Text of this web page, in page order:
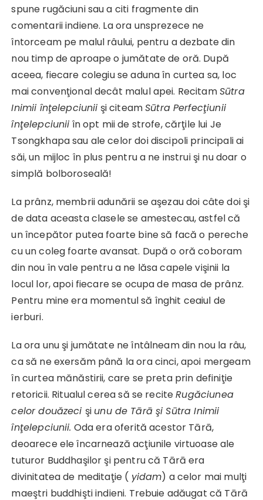
spune rugăciuni sau a citi fragmente din
comentarii indiene. La ora unsprezece ne
întorceam pe malul râului, pentru a dezbate din
nou timp de aproape o jumătate de oră. După
aceea, fiecare colegiu se aduna în curtea sa, loc
mai convenţional decât malul apei. RecitamSūtra
Inimii înţelepciunii şi citeamSūtra Perfecţiunii
înţelepciunii în opt mii de strofe, cărţile lui Je
Tsongkhapa sau ale celor doi discipoli principali ai
săi, un mijloc în plus pentru a ne instrui şi nu doar o
simplă bolboroseală!
La prânz, membrii adunării se aşezau doi câte doi şi
de data aceasta clasele se amestecau, astfel că
un începător putea foarte bine să facă o pereche
cu un coleg foarte avansat. După o oră coboram
din nou în vale pentru a ne lăsa capele vişinii la
locul lor, apoi fiecare se ocupa de masa de prânz.
Pentru mine era momentul să înghit ceaiul de
ierburi.
La ora unu şi jumătate ne întâlneam din nou la râu,
ca să ne exersăm până la ora cinci, apoi mergeam
în curtea mănăstirii, care se preta prin definiţie
retoricii. Ritualul cerea să se reciteRugăciunea
celor douăzeci şi unu de Tārā şi Sūtra Inimii
înţelepciunii. Oda era oferită acestor Tārā,
deoarece ele încarnează acţiunile virtuoase ale
tuturor Buddhaşilor şi pentru că Tārā era
divinitatea de meditaţie ( yidam) a celor mai mulţi
maeştri buddhişti indieni. Trebuie adăugat că Tārā